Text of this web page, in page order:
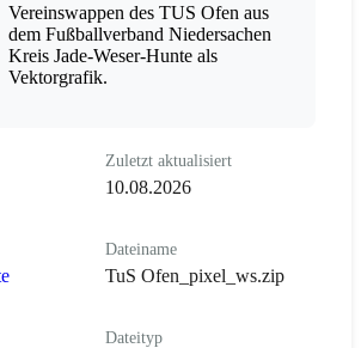
Vereinswappen des TUS Ofen aus
dem Fußballverband Niedersachen
Kreis Jade-Weser-Hunte als
Vektorgrafik.
Zuletzt aktualisiert
10.08.2026
Dateiname
TuS Ofen_pixel_ws.zip
Dateityp